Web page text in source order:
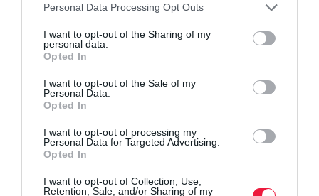
Please note that this website/app uses one or more Google
not limited to your visit or usage behaviour. You may click to
grant or deny consent to Google and its third-party tags to
use your data for below specified purposes in below Google
consent section.
Personal Data Processing Opt Outs
I want to opt-out of the Sharing of my
personal data.
Opted In
I want to opt-out of the Sale of my
Personal Data.
Opted In
I want to opt-out of processing my
Personal Data for Targeted Advertising.
Opted In
I want to opt-out of Collection, Use,
Retention, Sale, and/or Sharing of my
Megjött az új Toyota RAV4: ezt tudja, ennyi az
indulóár
Megkezdődött Magyarországon a hatodik generációs Toyota
RAV4 plug-in hibrid változatának forgalmazása, amely akár 100
korábban már elérhető…